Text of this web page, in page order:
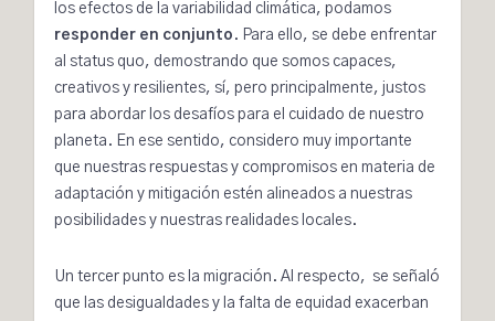
los efectos de la variabilidad climática, podamos
responder en conjunto . Para ello, se debe enfrentar
al status quo, demostrando que somos capaces,
creativos y resilientes, sí, pero principalmente, justos
para abordar los desafíos para el cuidado de nuestro
planeta. En ese sentido, considero muy importante
que nuestras respuestas y compromisos en materia de
adaptación y mitigación estén alineados a nuestras
posibilidades y nuestras realidades locales.
Un tercer punto es la migración. Al respecto, se señaló
que las desigualdades y la falta de equidad exacerban